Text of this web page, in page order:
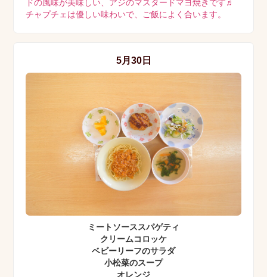
ドの風味が美味しい、アジのマスタードマヨ焼きです♬
チャプチェは優しい味わいで、ご飯によく合います。
5月30日
ミートソーススパゲティ
クリームコロッケ
ベビーリーフのサラダ
小松菜のスープ
オレンジ